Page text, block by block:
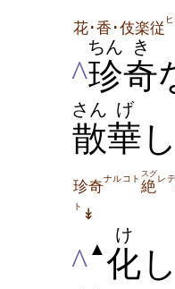
花･香･伎楽従
^珍
ちん
奇
き
散
さん
華
げ
珍奇ナルコト 絶
スグレテ
ト ↡
^ ▲化
け